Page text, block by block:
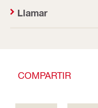
Llamar
COMPARTIR